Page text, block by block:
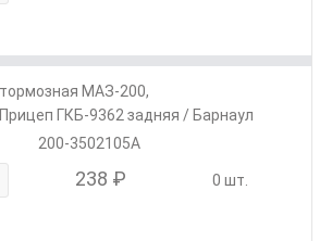
МАЗ-200,
ГКБ-9362 задняя / Барнаул
200-3502105А
238 ₽ 0 шт.